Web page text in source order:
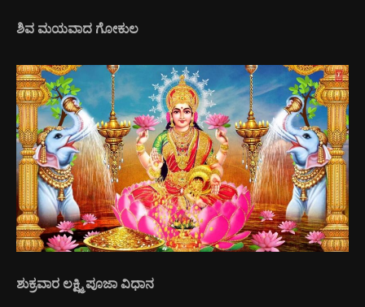
ಶಿವ ಮಯವಾದ ಗೋಕುಲ
ಶುಕ್ರವಾರ ಲಕ್ಷ್ಮಿ ಪೂಜಾ ವಿಧಾನ